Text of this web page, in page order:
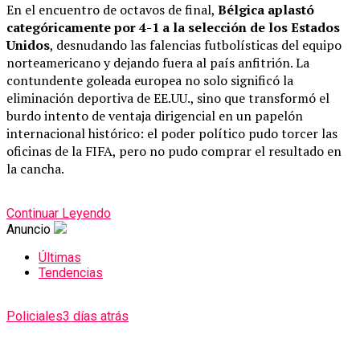
En el encuentro de octavos de final, Bélgica aplastó
categóricamente por 4-1 a la selección de los Estados
Unidos, desnudando las falencias futbolísticas del equipo
norteamericano y dejando fuera al país anfitrión. La
contundente goleada europea no solo significó la
eliminación deportiva de EE.UU., sino que transformó el
burdo intento de ventaja dirigencial en un papelón
internacional histórico: el poder político pudo torcer las
oficinas de la FIFA, pero no pudo comprar el resultado en
la cancha.
Continuar Leyendo
Anuncio
Últimas
Tendencias
Policiales3 días atrás